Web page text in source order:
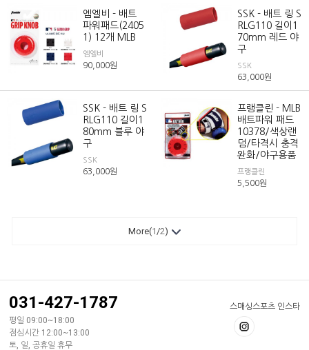
엠엘비 - 배트
파워패드(2405
1) 12개 MLB
엠엘비
90,000원
SSK - 배트 링 S
RLG110 길이1
70mm 레드 야
구
SSK
63,000원
SSK - 배트 링 S
RLG110 길이1
80mm 블루 야
구
SSK
63,000원
프랭클린 - MLB
배트파워 패드
10378/색상랜
덤/타격시 충격
완화/야구용품
프랭클린
5,500원
More(1/2)
스매싱스포츠 인스타
031-427-1787
평일 09:00~18:00
점심시간 12:00~13:00
토, 일, 공휴일 휴무